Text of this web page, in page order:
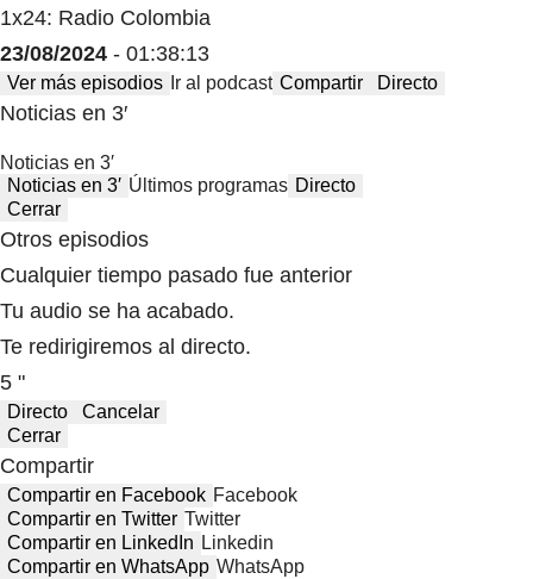
1x24: Radio Colombia
23/08/2024 - 01:38:13
Ver más episodios Ir al podcast Compartir Directo
Noticias en 3′
Noticias en 3′
Noticias en 3′ Últimos programas Directo
Cerrar
Otros episodios
Cualquier tiempo pasado fue anterior
Tu audio se ha acabado.
Te redirigiremos al directo.
5 "
Directo
Cancelar
Cerrar
Compartir
Compartir en Facebook Facebook
Compartir en Twitter Twitter
Compartir en LinkedIn Linkedin
Compartir en WhatsApp WhatsApp